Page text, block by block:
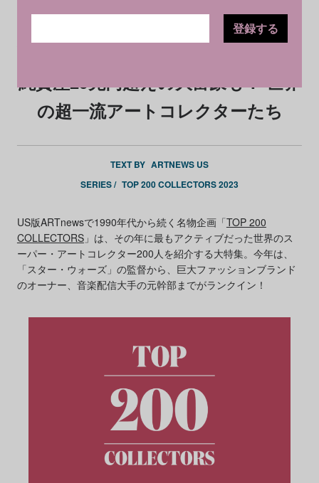
2023.07.13
純資産29兆円超えの大富豪も！ 世界
の超一流アートコレクターたち
TEXT BY ARTNEWS US
SERIES / TOP 200 COLLECTORS 2023
US版ARTnewsで1990年代から続く名物企画「TOP 200
COLLECTORS」は、その年に最もアクティブだった世界のス
ーパー・アートコレクター200人を紹介する大特集。今年は、
「スター・ウォーズ」の監督から、巨大ファッションブランド
のオーナー、音楽配信大手の元幹部までがランクイン！
登録する